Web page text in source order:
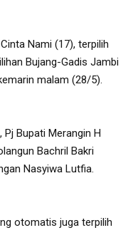
Nami (17), terpilih
Bujang-Gadis Jambi
malam (28/5).
Bupati Merangin H
Bachril Bakri
Nasyiwa Lutfia.
otomatis juga terpilih